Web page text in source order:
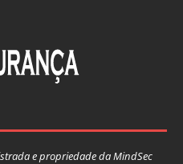
e propriedade da MindSec